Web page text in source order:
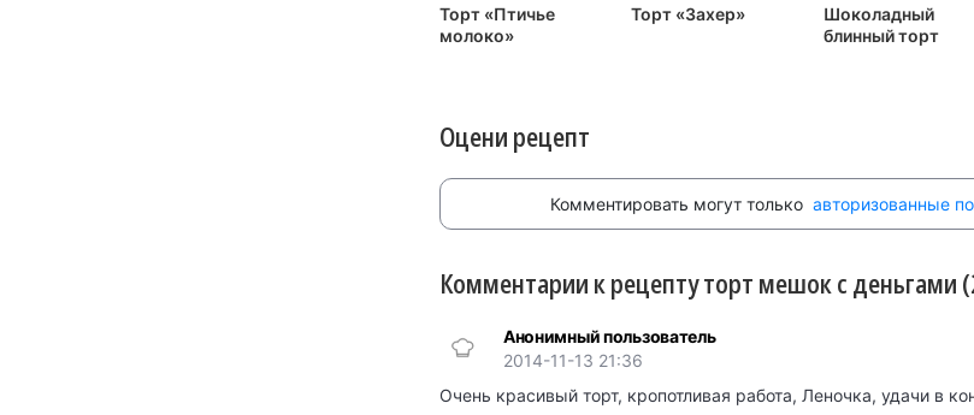
Торт «Птичье
молоко»
Торт «Захер»
Шоколадный
блинный торт
Оцени рецепт
Комментировать могут толькоавторизованные
Комментарии к рецепту торт мешок с деньгами
Анонимный пользователь
2014-11-13 21:36
Очень красивый торт, кропотливая работа, Леночка, удачи в